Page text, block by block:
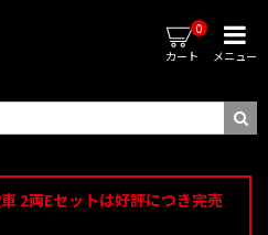
カート
0
メニュー
2両Eセットは好評につき完売